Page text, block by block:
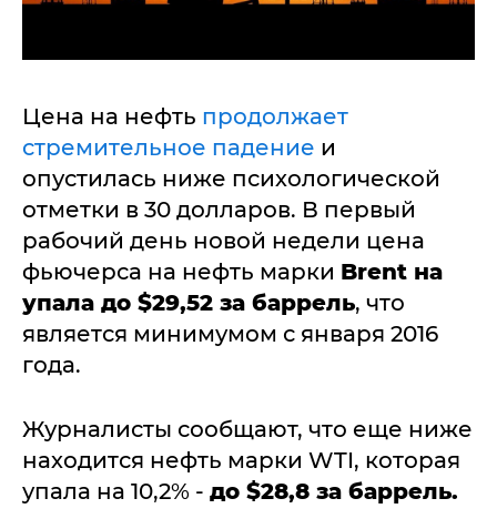
Цена на нефть продолжает
стремительное падение и
опустилась ниже психологической
отметки в 30 долларов. В первый
рабочий день новой недели цена
фьючерса на нефть марки Brent на
упала до $29,52 за баррель, что
является минимумом с января 2016
года.
Журналисты сообщают, что еще ниже
находится нефть марки WTI, которая
упала на 10,2% - до $28,8 за баррель.